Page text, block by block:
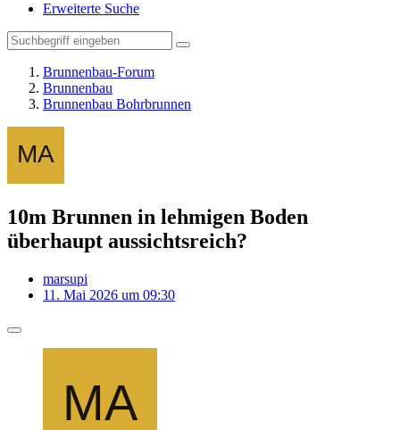
Erweiterte Suche
Brunnenbau-Forum
Brunnenbau
Brunnenbau Bohrbrunnen
10m Brunnen in lehmigen Boden
überhaupt aussichtsreich?
marsupi
11. Mai 2026 um 09:30